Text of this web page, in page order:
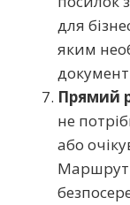
для
яким
Прямий
не
або
Маршрут